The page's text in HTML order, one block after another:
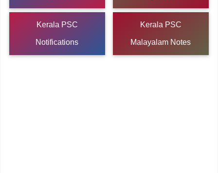
Kerala PSC
Notifications
Kerala PSC
Malayalam Notes